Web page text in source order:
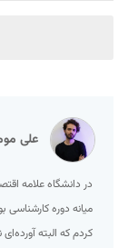
علی
در دانشگاه علامه
میانه دوره
کردم که البته